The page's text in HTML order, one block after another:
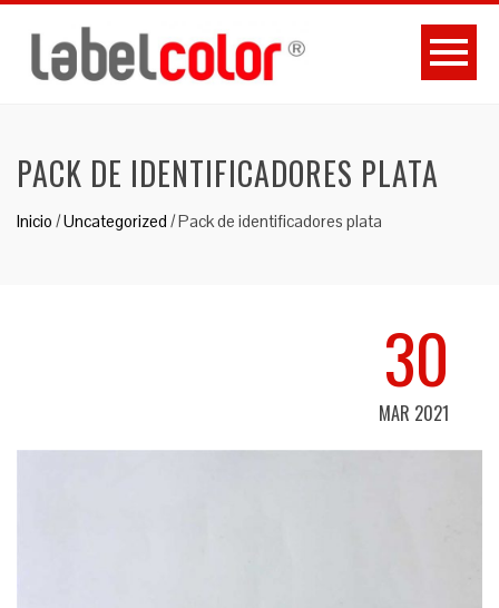
PACK DE IDENTIFICADORES PLATA
Inicio /Uncategorized /Pack de identificadores plata
30
MAR 2021